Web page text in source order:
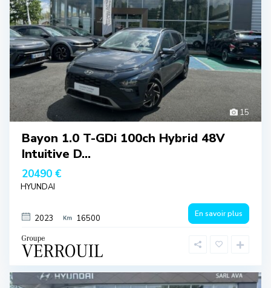
15
Bayon 1.0 T-GDi 100ch Hybrid 48V
Intuitive D...
20490 €
HYUNDAI
2023 16500 En savoir plus